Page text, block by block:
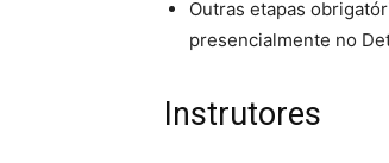
Outras etapas
presencialmente no
Instrutores